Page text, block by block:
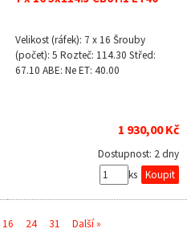
Velikost (ráfek): 7 x 16 Šrouby
(počet): 5 Rozteč: 114.30 Střed:
67.10 ABE: Ne ET: 40.00
1 930,00 Kč
Dostupnost: 2 dny
ks
16 24 31 Další »